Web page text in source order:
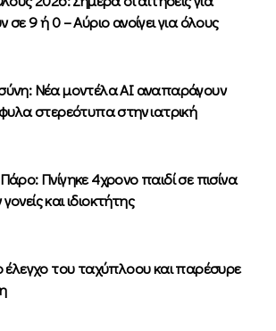
9 ή 0 – Αύριο ανοίγει για όλους
Νέα μοντέλα ΑΙ αναπαράγουν
στερεότυπα στην ιατρική
Πνίγηκε 4χρονο παιδί σε πισίνα
και ιδιοκτήτης
έλεγχο του ταχύπλοου και παρέσυρε